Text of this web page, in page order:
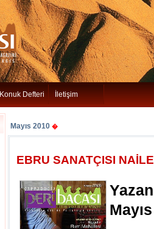
Konuk Defteri İletişim
Mayıs 2010 �
EBRU SANATÇISI